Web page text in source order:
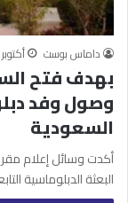
داماس بوست أكتوبر 1, 2023
بهدف فتح
وصول وفد
السعودية
أكدت وسائل إعلام
البعثة الدبلوماسية